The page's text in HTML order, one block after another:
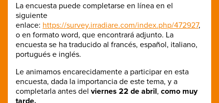
La encuesta puede completarse en línea en el
siguiente
enlace: https://survey.irradiare.com/index.php/472927,
o en formato word, que encontrará adjunto. La
encuesta se ha traducido al francés, español, italiano,
portugués e inglés.
Le animamos encarecidamente a participar en esta
encuesta, dada la importancia de este tema, y a
completarla antes del viernes 22 de abril, como muy
tarde.